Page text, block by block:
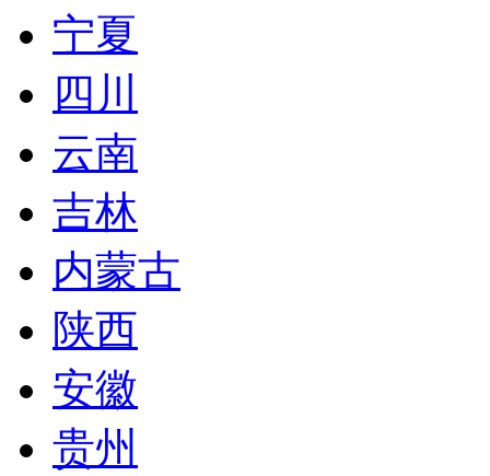
宁夏
四川
云南
吉林
内蒙古
陕西
安徽
贵州